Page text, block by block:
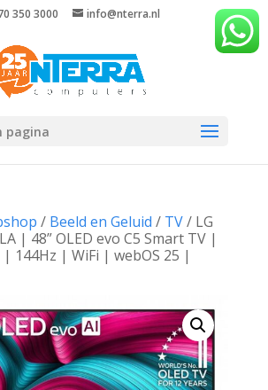
350 3000 info@nterra.nl
pagina
/ Beeld en Geluid / TV/ LG
| 48” OLED evo C5 Smart TV |
| 144Hz | WiFi | webOS 25 |